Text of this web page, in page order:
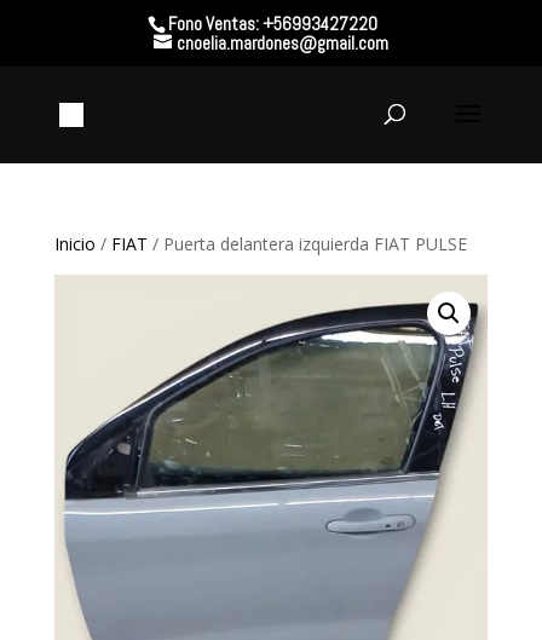
Fono Ventas: +56993427220
cnoelia.mardones@gmail.com
Inicio / FIAT / Puerta delantera izquierda FIAT PULSE